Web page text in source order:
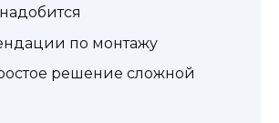
по монтажу
решение сложной